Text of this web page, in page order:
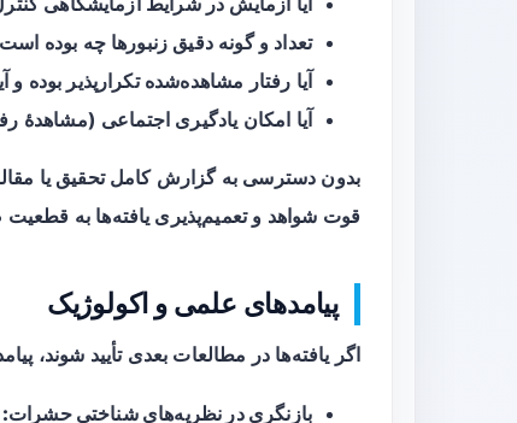
تعداد و گونه دقیق زنبورها چه بوده
آیا رفتار مشاهده‌شده تکرارپذیر بوده و
آیا امکان یادگیری اجتماعی (مشاهدهٔ
بدون دسترسی به گزارش کامل تحقیق یا
قوت شواهد و تعمیم‌پذیری یافته‌ها به
پیامدهای علمی و اکولوژیک
اگر یافته‌ها در مطالعات بعدی تأیید شوند،
بازنگری در نظریه‌های شناختی حشرات: